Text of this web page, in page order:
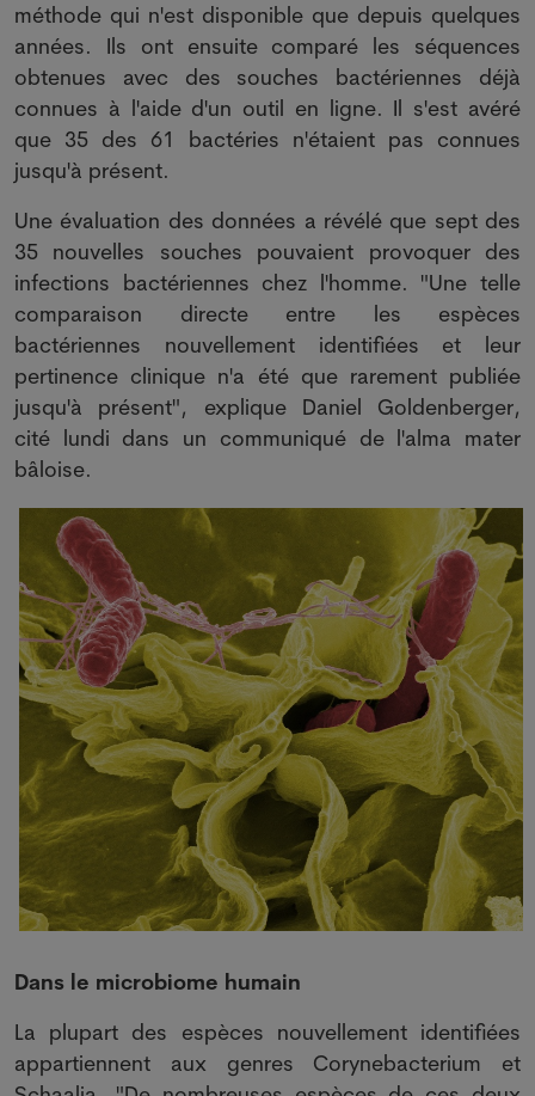
méthode qui n'est disponible que depuis quelques
années. Ils ont ensuite comparé les séquences
obtenues avec des souches bactériennes déjà
connues à l'aide d'un outil en ligne. Il s'est avéré
que 35 des 61 bactéries n'étaient pas connues
jusqu'à présent.
Une évaluation des données a révélé que sept des
35 nouvelles souches pouvaient provoquer des
infections bactériennes chez l'homme. "Une telle
comparaison directe entre les espèces
bactériennes nouvellement identifiées et leur
pertinence clinique n'a été que rarement publiée
jusqu'à présent", explique Daniel Goldenberger,
cité lundi dans un communiqué de l'alma mater
bâloise.
Dans le microbiome humain
La plupart des espèces nouvellement identifiées
appartiennent aux genres Corynebacterium et